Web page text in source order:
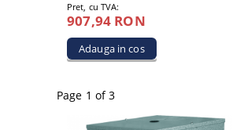
Pret, cu TVA:
907,94 RON
Page 1 of 3